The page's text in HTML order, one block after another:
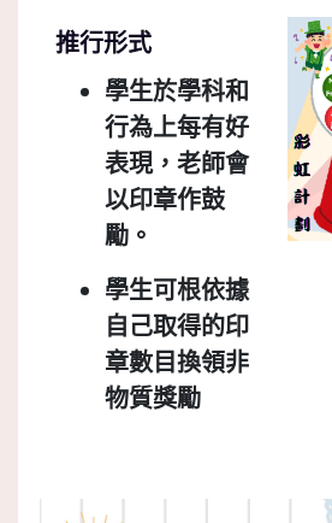
推行形式
學生於學科和
行為上每有好
表現，老師會
以印章作鼓
勵。
學生可根依據
自己取得的印
章數目換領非
物質獎勵